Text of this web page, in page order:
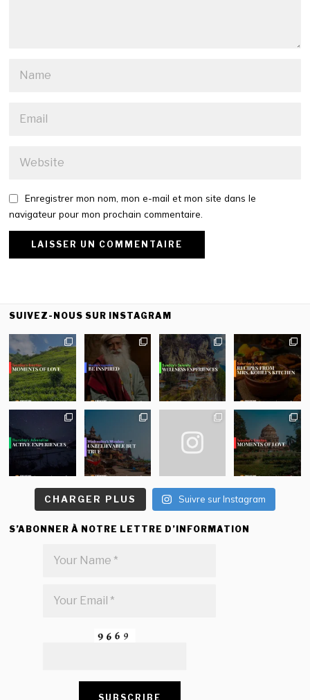
Enregistrer mon nom, mon e-mail et mon site dans le
navigateur pour mon prochain commentaire.
SUIVEZ-NOUS SUR INSTAGRAM
CHARGER PLUS Suivre sur Instagram
S’ABONNER À NOTRE LETTRE D’INFORMATION